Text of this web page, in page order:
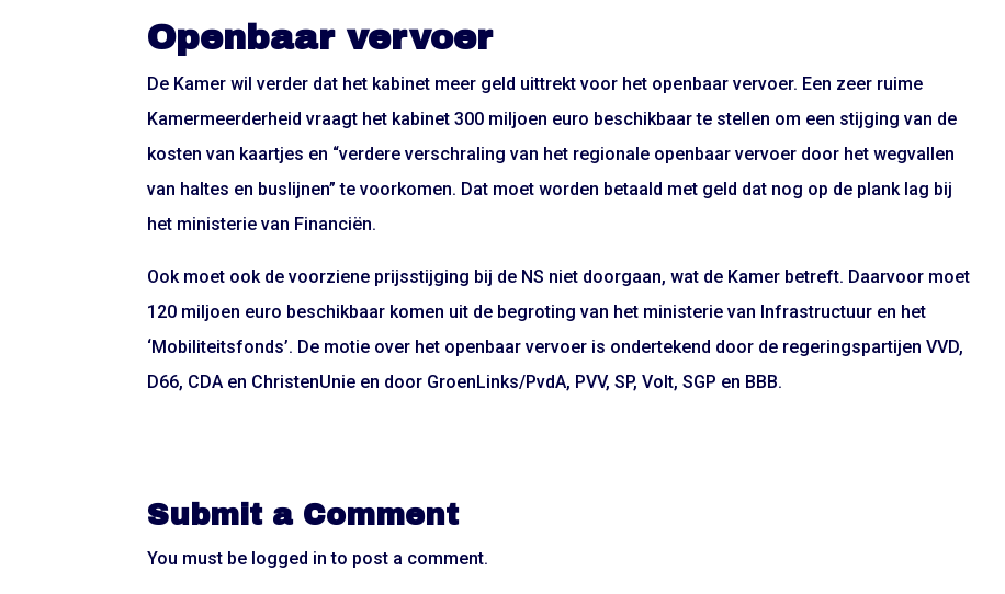
Openbaar vervoer
De Kamer wil verder dat het kabinet meer geld uittrekt voor het openbaar vervoer. Een zeer ruime
Kamermeerderheid vraagt het kabinet 300 miljoen euro beschikbaar te stellen om een stijging van de
kosten van kaartjes en “verdere verschraling van het regionale openbaar vervoer door het wegvallen
van haltes en buslijnen” te voorkomen. Dat moet worden betaald met geld dat nog op de plank lag bij
het ministerie van Financiën.
Ook moet ook de voorziene prijsstijging bij de NS niet doorgaan, wat de Kamer betreft. Daarvoor moet
120 miljoen euro beschikbaar komen uit de begroting van het ministerie van Infrastructuur en het
‘Mobiliteitsfonds’. De motie over het openbaar vervoer is ondertekend door de regeringspartijen VVD,
D66, CDA en ChristenUnie en door GroenLinks/PvdA, PVV, SP, Volt, SGP en BBB.
Submit a Comment
You must be logged in to post a comment.